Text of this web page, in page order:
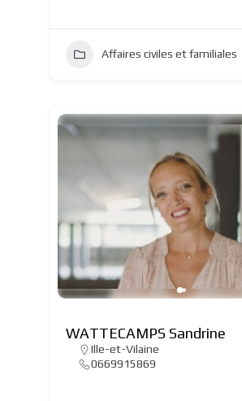
Affaires civiles et familiales
WATTECAMPS Sandrine
Ille-et-Vilaine
0669915869